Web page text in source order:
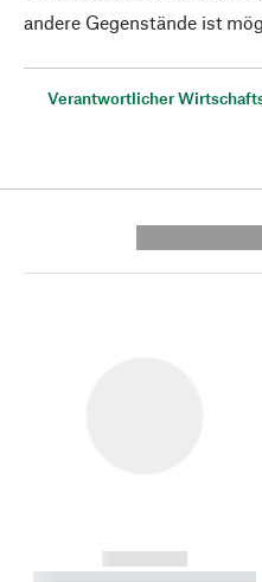
andere Gegenstände ist
Verantwortlicher
------------